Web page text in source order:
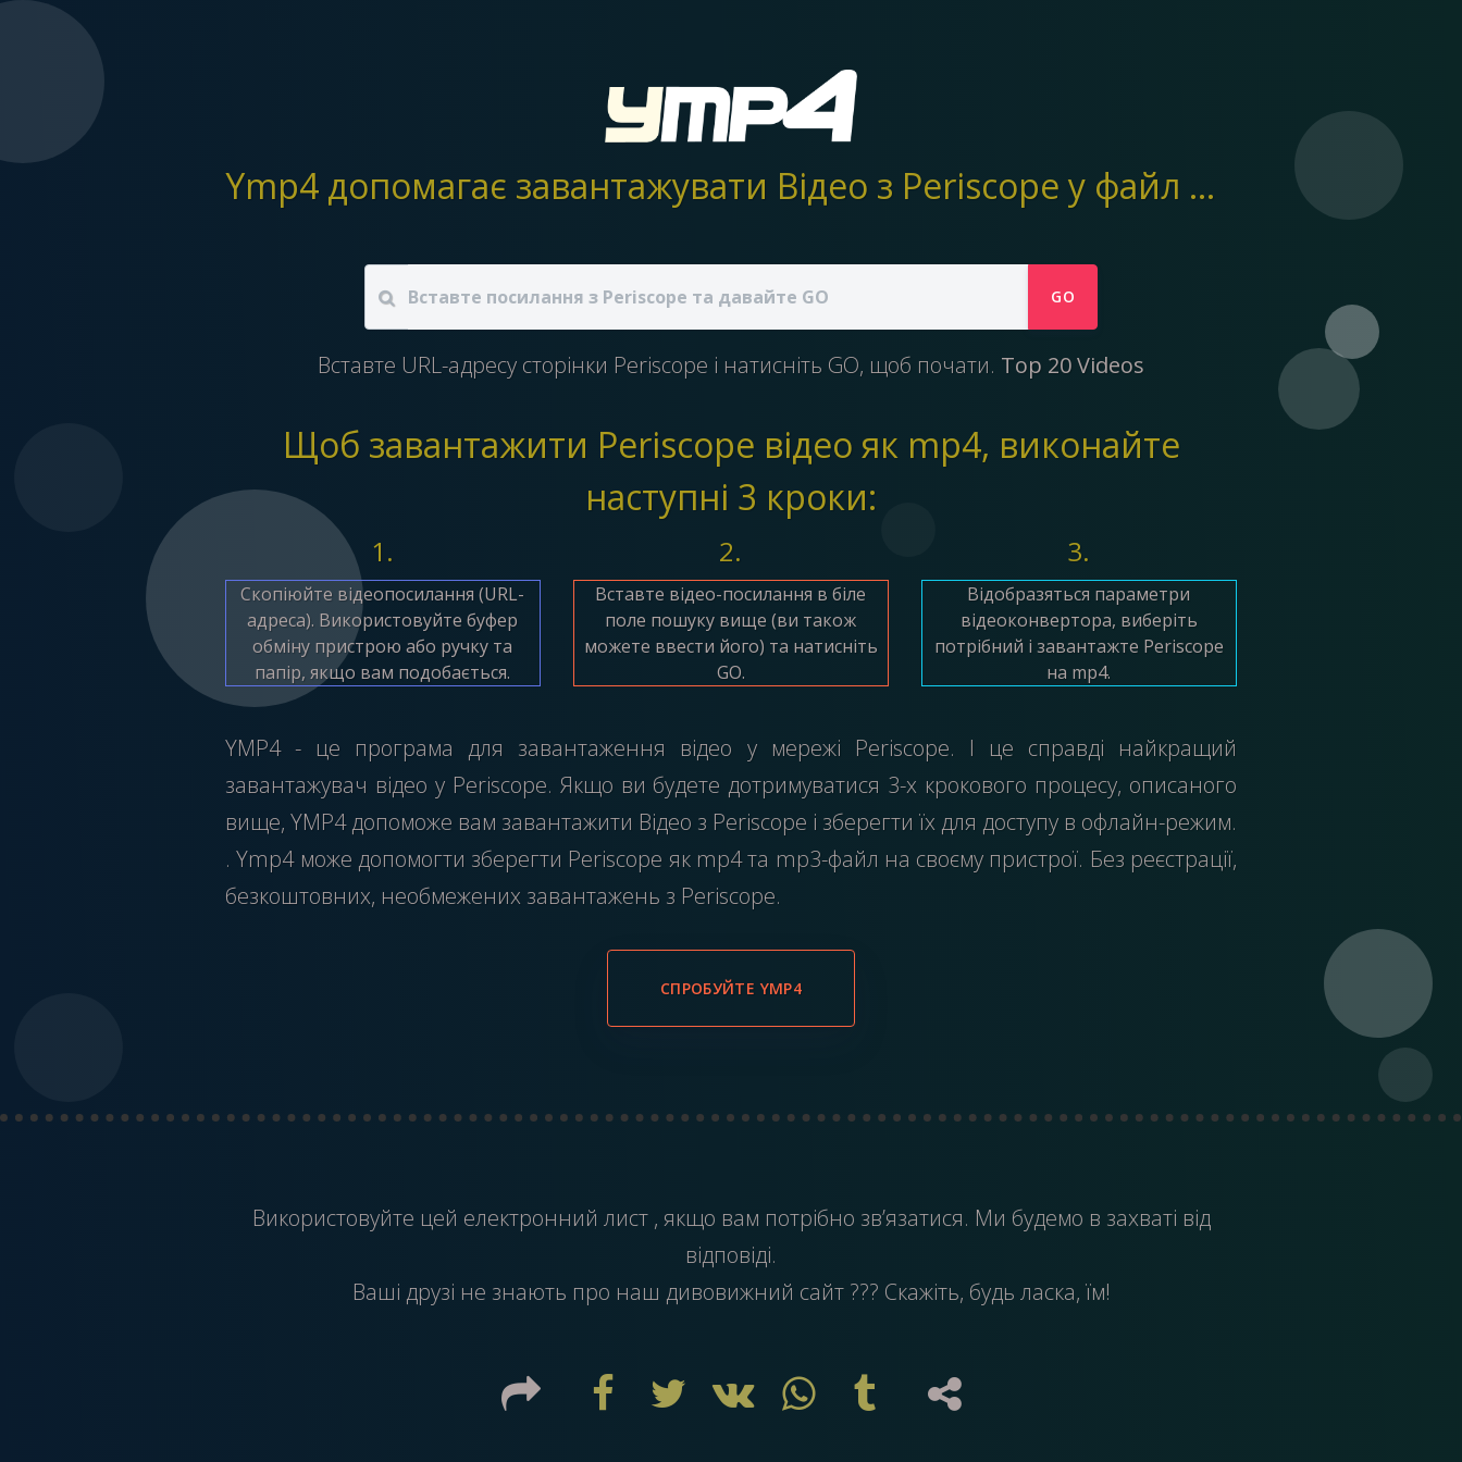
Ymp4 допомагає завантажувати Відео з Periscope у файл mp4
GO
Вставте URL-адресу сторінки Periscope і натисніть GO, щоб почати. Top 20 Videos
Щоб завантажити Periscope відео як mp4, виконайте
наступні 3 кроки:
1.
Скопіюйте відеопосилання (URL-
адреса). Використовуйте буфер
обміну пристрою або ручку та
папір, якщо вам подобається.
2.
Вставте відео-посилання в біле
поле пошуку вище (ви також
можете ввести його) та натисніть
GO.
3.
Відобразяться параметри
відеоконвертора, виберіть
потрібний і завантажте Periscope
на mp4.
YMP4 - це програма для завантаження відео у мережі Periscope. І це справді найкращий
завантажувач відео у Periscope. Якщо ви будете дотримуватися 3-х крокового процесу, описаного
вище, YMP4 допоможе вам завантажити Відео з Periscope і зберегти їх для доступу в офлайн-режим.
. Ymp4 може допомогти зберегти Periscope як mp4 та mp3-файл на своєму пристрої. Без реєстрації,
безкоштовних, необмежених завантажень з Periscope.
СПРОБУЙТЕ YMP4
Використовуйте цей електронний лист , якщо вам потрібно зв’язатися. Ми будемо в захваті від
відповіді.
Ваші друзі не знають про наш дивовижний сайт ??? Скажіть, будь ласка, їм!